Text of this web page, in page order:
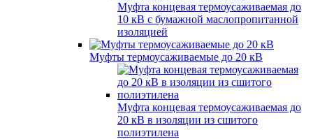
Муфта концевая термоусаживаемая до
10 кВ с бумажной маслопропитанной
изоляцией
Муфты термоусаживаемые до 20 кВ
Муфта концевая термоусаживаемая до
20 кВ в изоляции из сшитого
полиэтилена